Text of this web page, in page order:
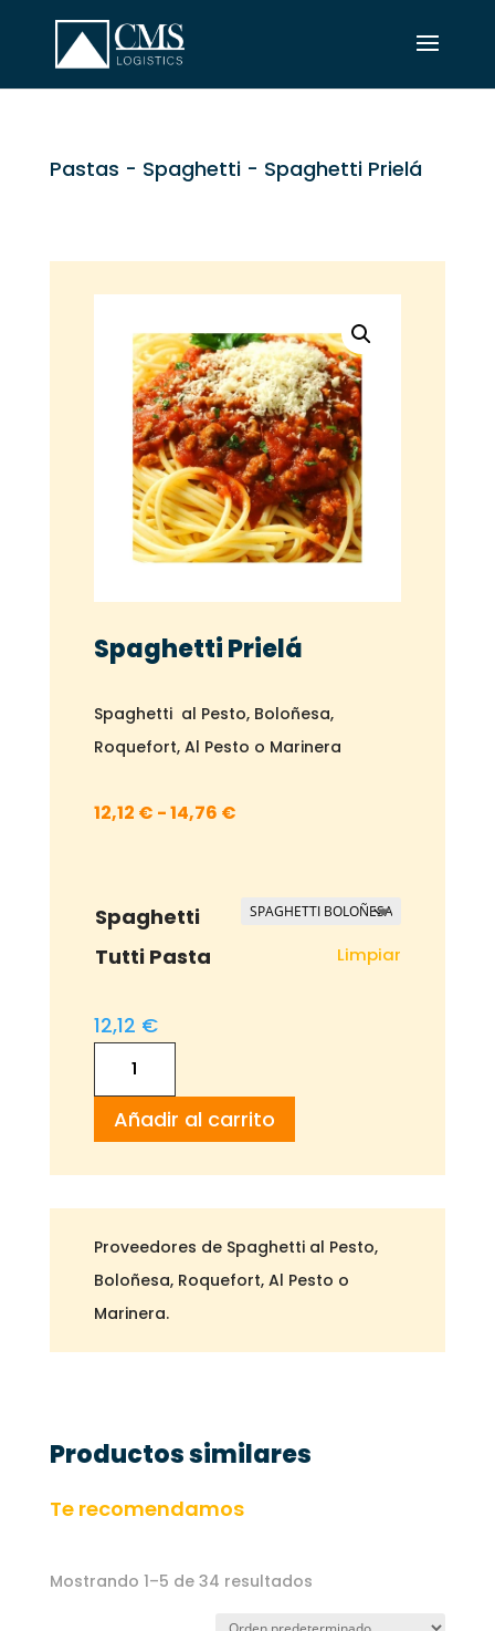
Pastas - Spaghetti- Spaghetti Prielá
Spaghetti Prielá
Spaghetti al Pesto, Boloñesa,
Roquefort, Al Pesto o Marinera
12,12 € -14,76 €Rango
desde
Spaghetti
Tutti Pasta
Limpiar
12,12 €
Spaghetti
Prielá
cantidad
Añadir al carrito
Proveedores de Spaghetti al Pesto,
Boloñesa, Roquefort, Al Pesto o
Marinera.
Productos similares
Te recomendamos
Mostrando 1–5 de 34 resultados